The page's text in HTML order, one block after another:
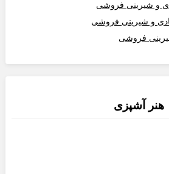
و شیرینی فروشی
و شیرینی فروشی
فروشی
هنر آشپزی